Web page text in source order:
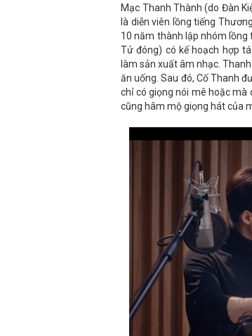
Mạc Thanh Thành (do Đàn
là diễn viên lồng tiếng
10 năm thành lập nhóm lồng
Tử đóng) có kế hoạch hợp
làm sản xuất âm nhạc.
ăn uống. Sau đó, Cố Thanh
chỉ có giọng nói mê hoặc mà
cũng hâm mộ giọng hát của